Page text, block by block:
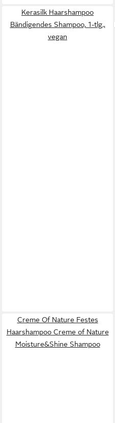
Kerasilk Haarshampoo
Bändigendes Shampoo, 1-tlg.,
vegan
Creme Of Nature Festes
Haarshampoo Creme of Nature
Moisture&Shine Shampoo